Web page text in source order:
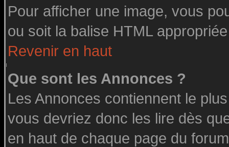
Pour afficher une image, vous
ou soit la balise HTML
Revenir en haut
Que sont les Annonces ?
Les Annonces contiennent le
vous devriez donc les lire dès
en haut de chaque page du